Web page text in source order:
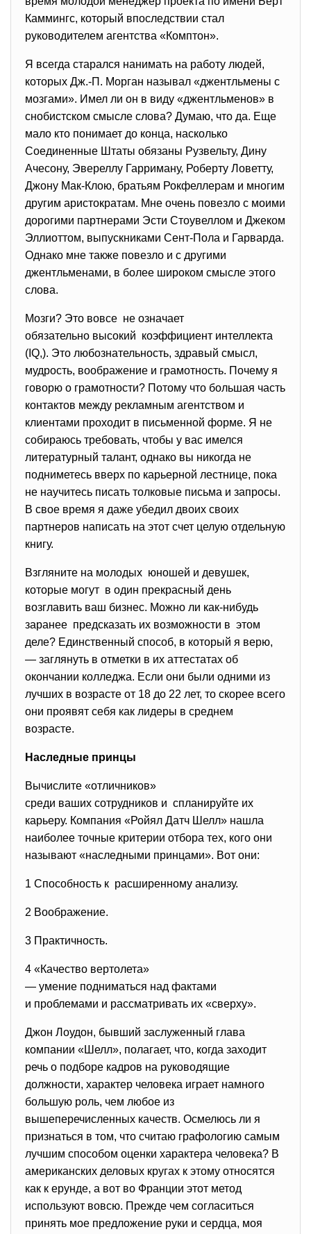
Каммингс, который впоследствии стал
руководителем агентства «Комптон».
Я всегда старался нанимать на работу людей,
которых Дж.-П. Морган называл «джентльмены с
мозгами». Имел ли он в виду «джентльменов» в
снобистском смысле слова? Думаю, что да. Еще
мало кто понимает до конца, насколько
Соединенные Штаты обязаны Рузвельту, Дину
Ачесону, Эвереллу Гарриману, Роберту Ловетту,
Джону Мак-Клою, братьям Рокфеллерам и многим
другим аристократам. Мне очень повезло с моими
дорогими партнерами Эсти Стоувеллом и Джеком
Эллиоттом, выпускниками Сент-Пола и Гарварда.
Однако мне также повезло и с другими
джентльменами, в более широком смысле этого
слова.
Мозги? Это вовсе не означает
обязательно высокий коэффициент интеллекта
(IQ,). Это любознательность, здравый смысл,
мудрость, воображение и грамотность. Почему я
говорю о грамотности? Потому что большая часть
контактов между рекламным агентством и
клиентами проходит в письменной форме. Я не
собираюсь требовать, чтобы у вас имелся
литературный талант, однако вы никогда не
подниметесь вверх по карьерной лестнице, пока
не научитесь писать толковые письма и запросы.
В свое время я даже убедил двоих своих
партнеров написать на этот счет целую отдельную
книгу.
Взгляните на молодых юношей и девушек,
которые могут в один прекрасный день
возглавить ваш бизнес. Можно ли как-нибудь
заранее предсказать их возможности в этом
деле? Единственный способ, в который я верю,
— заглянуть в отметки в их аттестатах об
окончании колледжа. Если они были одними из
лучших в возрасте от 18 до 22 лет, то скорее всего
они проявят себя как лидеры в среднем
возрасте.
Наследные принцы
Вычислите «отличников»
среди ваших сотрудников и спланируйте их
карьеру. Компания «Ройял Датч Шелл» нашла
наиболее точные критерии отбора тех, кого они
называют «наследными принцами». Вот они:
1 Способность к расширенному анализу.
2 Воображение.
3 Практичность.
4 «Качество вертолета»
— умение подниматься над фактами
и проблемами и рассматривать их «сверху».
Джон Лоудон, бывший заслуженный глава
компании «Шелл», полагает, что, когда заходит
речь о подборе кадров на руководящие
должности, характер человека играет намного
большую роль, чем любое из
вышеперечисленных качеств. Осмелюсь ли я
признаться в том, что считаю графологию самым
лучшим способом оценки характера человека? В
американских деловых кругах к этому относятся
как к ерунде, а вот во Франции этот метод
используют вовсю. Прежде чем согласиться
принять мое предложение руки и сердца, моя